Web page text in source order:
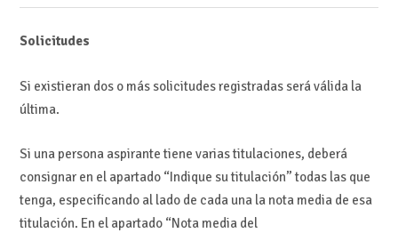
Solicitudes
Si existieran dos o más solicitudes registradas será válida la
última.
Si una persona aspirante tiene varias titulaciones, deberá
consignar en el apartado “Indique su titulación” todas las que
tenga, especificando al lado de cada una la nota media de esa
titulación. En el apartado “Nota media del